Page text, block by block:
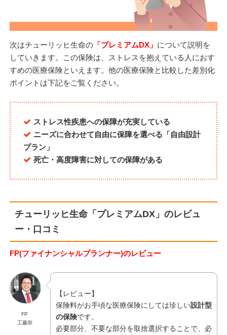
次はチューリッヒ生命の「プレミアムDX」 について説明を
していきます。この保険は、ストレスを抱えている人におす
すめの医療保険といえます。他の医療保険と比較した差別化
ポイントは下記をご覧ください。
ストレス性疾患への保障が充実している
ニーズに合わせて自由に保障を選べる「自由設計
プラン」
死亡・高度障害に対しての保障がある
チューリッヒ生命「プレミアムDX」のレビュ
ー・口コミ
FP(ファイナンシャルプランナー)のレビュー
FP
工藤崇
【レビュー】
保険料がお手頃な医療保険にしては珍しい設計型
の保険です。
必要部分、不要な部分を取捨選択することで、必